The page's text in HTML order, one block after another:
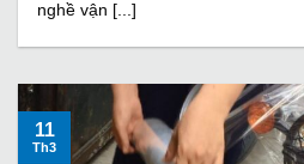
nghề vận [...]
11
Th3